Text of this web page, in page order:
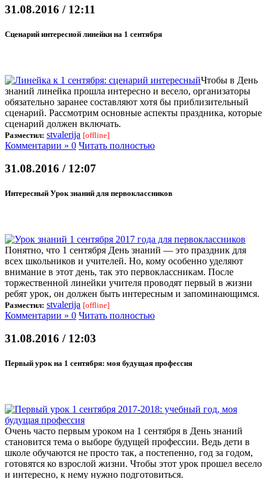
31.08.2016 / 12:11
Сценарий интересной линейки на 1 сентября
Чтобы в День
знаний линейка прошла интересно и весело, организаторы
обязательно заранее составляют хотя бы приблизительный
сценарий. Рассмотрим основные аспекты праздника, которые
сценарий должен включать.
Разместил: stvalerija [offline]
Комментарии » 0 Читать полностью
31.08.2016 / 12:07
Интересный Урок знаний для первоклассников
Понятно, что 1 сентября День знаний — это праздник для
всех школьников и учителей. Но, кому особенно уделяют
внимание в этот день, так это первоклассникам. После
торжественной линейки учителя проводят первый в жизни
ребят урок, он должен быть интересным и запоминающимся.
Разместил: stvalerija [offline]
Комментарии » 0 Читать полностью
31.08.2016 / 12:03
Первый урок на 1 сентября: моя будущая профессия
Очень часто первым уроком на 1 сентября в День знаний
становится тема о выборе будущей профессии. Ведь дети в
школе обучаются не просто так, а постепенно, год за годом,
готовятся ко взрослой жизни. Чтобы этот урок прошел весело
и интересно, к нему нужно подготовиться.